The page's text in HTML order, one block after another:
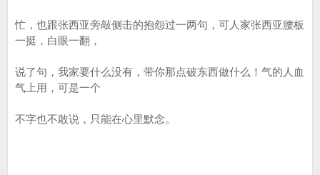
忙，也跟张西亚旁敲侧击的抱怨过一两句，可人家张西亚腰板
一挺，白眼一翻，
说了句，我家要什么没有，带你那点破东西做什么！气的人血
气上用，可是一个
不字也不敢说，只能在心里默念。